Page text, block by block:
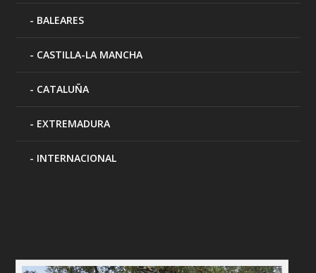
BALEARES
CASTILLA-LA MANCHA
CATALUÑA
EXTREMADURA
INTERNACIONAL